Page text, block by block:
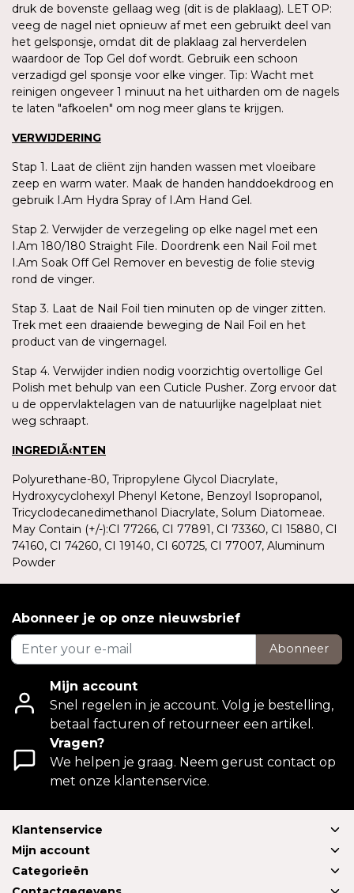
druk de bovenste gellaag weg (dit is de plaklaag). LET OP:
veeg de nagel niet opnieuw af met een gebruikt deel van
het gelsponsje, omdat dit de plaklaag zal herverdelen
waardoor de Top Gel dof wordt. Gebruik een schoon
verzadigd gel sponsje voor elke vinger. Tip: Wacht met
reinigen ongeveer 1 minuut na het uitharden om de nagels
te laten "afkoelen" om nog meer glans te krijgen.
VERWIJDERING
Stap 1. Laat de cliënt zijn handen wassen met vloeibare
zeep en warm water. Maak de handen handdoekdroog en
gebruik I.Am Hydra Spray of I.Am Hand Gel.
Stap 2. Verwijder de verzegeling op elke nagel met een
I.Am 180/180 Straight File. Doordrenk een Nail Foil met
I.Am Soak Off Gel Remover en bevestig de folie stevig
rond de vinger.
Stap 3. Laat de Nail Foil tien minuten op de vinger zitten.
Trek met een draaiende beweging de Nail Foil en het
product van de vingernagel.
Stap 4. Verwijder indien nodig voorzichtig overtollige Gel
Polish met behulp van een Cuticle Pusher. Zorg ervoor dat
u de oppervlaktelagen van de natuurlijke nagelplaat niet
weg schraapt.
INGREDIÃ‹NTEN
Polyurethane-80, Tripropylene Glycol Diacrylate,
Hydroxycyclohexyl Phenyl Ketone, Benzoyl Isopropanol,
Tricyclodecanedimethanol Diacrylate, Solum Diatomeae.
May Contain (+/-):CI 77266, CI 77891, CI 73360, CI 15880, CI
74160, CI 74260, CI 19140, CI 60725, CI 77007, Aluminum
Powder
Abonneer je op onze nieuwsbrief
Abonneer
Mijn account
Snel regelen in je account. Volg je bestelling,
betaal facturen of retourneer een artikel.
Vragen?
We helpen je graag. Neem gerust contact op
met onze klantenservice.
Klantenservice
Mijn account
Categorieën